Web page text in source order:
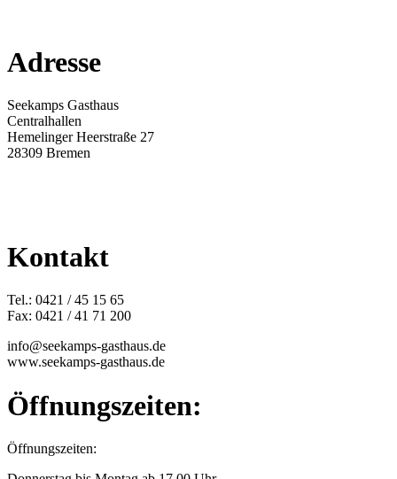
Adresse
Seekamps Gasthaus
Centralhallen
Hemelinger Heerstraße 27
28309 Bremen
Kontakt
Tel.: 0421 / 45 15 65
Fax: 0421 / 41 71 200
info@seekamps-gasthaus.de
www.seekamps-gasthaus.de
Öffnungszeiten:
Öffnungszeiten: